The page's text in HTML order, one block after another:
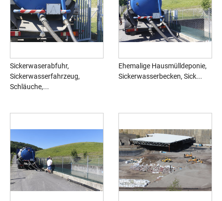
Sickerwaserabfuhr,
Sickerwasserfahrzeug,
Schläuche,...
Ehemalige Hausmülldeponie,
Sickerwasserbecken, Sick...